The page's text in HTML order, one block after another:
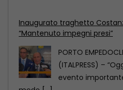
Comazzi “Gli animali non si
denunciate chi lo fa”
MILANO
abbandonano gli